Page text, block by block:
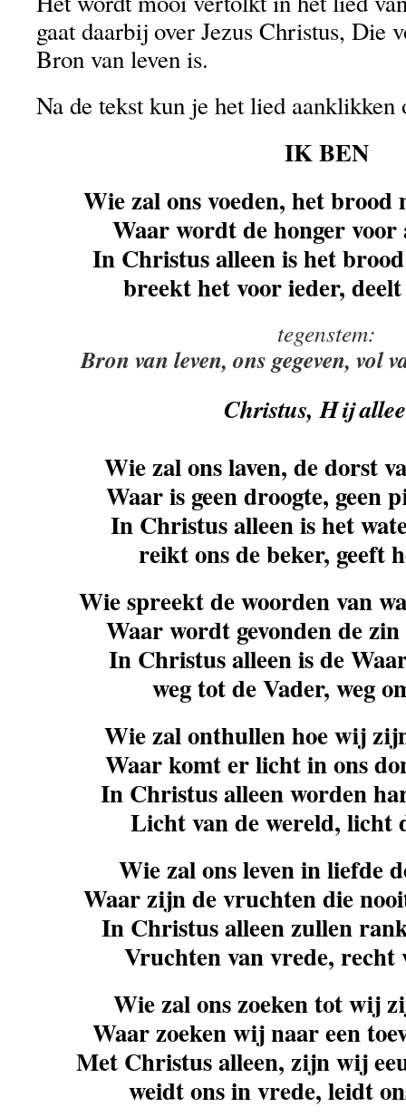
gaat daarbij over Jezus Christus, Die
Bron van leven is.
Na de tekst kun je het lied aanklikken
IK BEN
Wie zal ons voeden, het brood
Waar wordt de honger
In Christus alleen is het
breekt het voor ieder,
tegenstem:
Bron van leven, ons gegeven, vol
Christus, Hij
Wie zal ons laven, de dorst
Waar is geen droogte, geen
In Christus alleen is het
reikt ons de beker, geeft
Wie spreekt de woorden van
Waar wordt gevonden de
In Christus alleen is de
weg tot de Vader, weg
Wie zal onthullen hoe wij
Waar komt er licht in ons
In Christus alleen worden
Licht van de wereld, licht
Wie zal ons leven in liefde
Waar zijn de vruchten die
In Christus alleen zullen
Vruchten van vrede, recht
Wie zal ons zoeken tot wij
Waar zoeken wij naar een
Met Christus alleen, zijn wij
weidt ons in vrede, leidt